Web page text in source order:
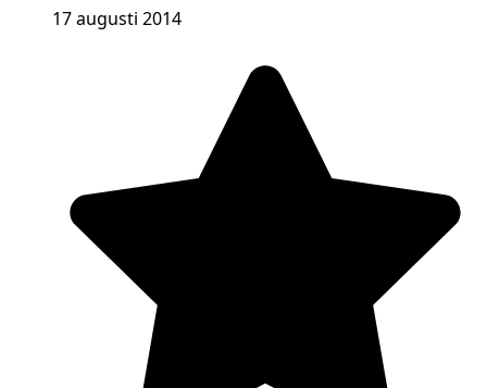
17 augusti 2014